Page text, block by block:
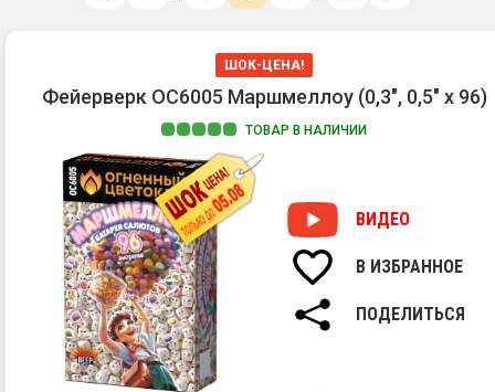
ШОК-ЦЕНА!
Фейерверк ОС6005 Маршмеллоу (0,3", 0,5" х 96)
ТОВАР В НАЛИЧИИ
ВИДЕО
В ИЗБРАННОЕ
ПОДЕЛИТЬСЯ